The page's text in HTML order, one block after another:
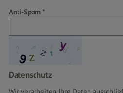
Anti-Spam
Datenschutz